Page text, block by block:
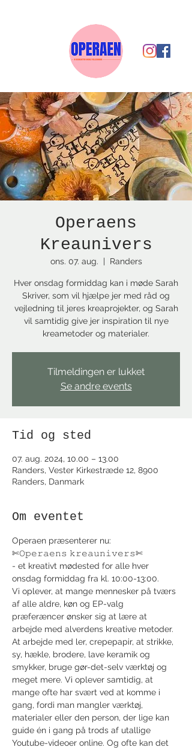
Operaens
Kreaunivers
ons. 07. aug.
  |
Randers
Hver onsdag formiddag kan i møde Sarah
Skriver, som vil hjælpe jer med råd og
vejledning til jeres kreaprojekter, og Sarah
vil samtidig give jer inspiration til nye
kreametoder og materialer.
Tilmeldingen er lukket
Se andre events
Tid og sted
07. aug. 2024, 10.00 – 13.00
Randers, Vester Kirkestræde 12, 8900
Randers, Danmark
Om eventet
Operaen præsenterer nu:
✄𝙾𝚙𝚎𝚛𝚊𝚎𝚗𝚜 𝚔𝚛𝚎𝚊𝚞𝚗𝚒𝚟𝚎𝚛𝚜✄
- et kreativt mødested for alle hver
onsdag formiddag fra kl. 10:00-13:00.
Vi oplever, at mange mennesker på tværs
af alle aldre, køn og EP-valg
præferæncer ønsker sig at lære at
arbejde med alverdens kreative metoder.
At arbejde med ler, crepepapir, at strikke,
sy, hækle, brodere, lave keramik og
smykker, bruge gør-det-selv værktøj og
meget mere. Vi oplever samtidig, at
mange ofte har svært ved at komme i
gang, fordi man mangler værktøj,
materialer eller den person, der lige kan
guide én i gang på trods af utallige
Youtube-videoer online. Og ofte kan det